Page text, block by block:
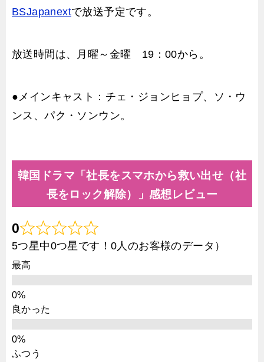
BSJapanextで放送予定です。
放送時間は、月曜～金曜 19：00から。
●メインキャスト：チェ・ジョンヒョプ、ソ・ウ
ンス、パク・ソンウン。
韓国ドラマ「社長をスマホから救い出せ（社
長をロック解除）」感想レビュー
0
5つ星中0つ星です！0人のお客様のデータ）
最高
良かった
ふつう